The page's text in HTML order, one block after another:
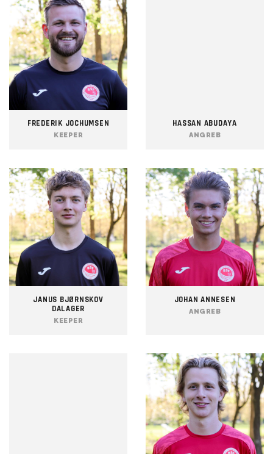
FREDERIK JOCHUMSEN
KEEPER
HASSAN ABUDAYA
ANGREB
JANUS BJØRNSKOV
DALAGER
KEEPER
JOHAN ANNESEN
ANGREB